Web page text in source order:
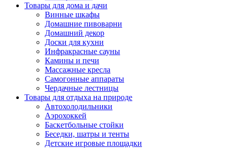
Товары для дома и дачи
Винные шкафы
Домашние пивоварни
Домашний декор
Доски для кухни
Инфракрасные сауны
Камины и печи
Массажные кресла
Самогонные аппараты
Чердачные лестницы
Товары для отдыха на природе
Автохолодильники
Аэрохоккей
Баскетбольные стойки
Беседки, шатры и тенты
Детские игровые площадки